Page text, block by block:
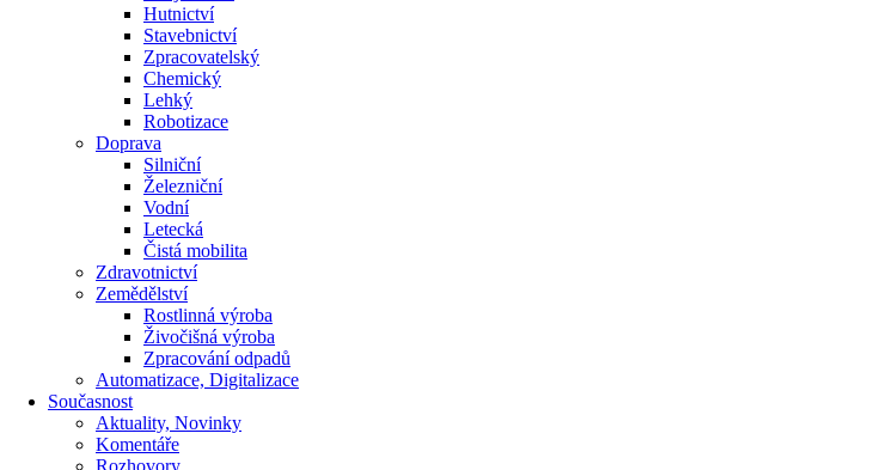
Hutnictví
Stavebnictví
Zpracovatelský
Chemický
Lehký
Robotizace
Doprava
Silniční
Železniční
Vodní
Letecká
Čistá mobilita
Zdravotnictví
Zemědělství
Rostlinná výroba
Živočišná výroba
Zpracování odpadů
Automatizace, Digitalizace
Současnost
Aktuality, Novinky
Komentáře
Rozhovory